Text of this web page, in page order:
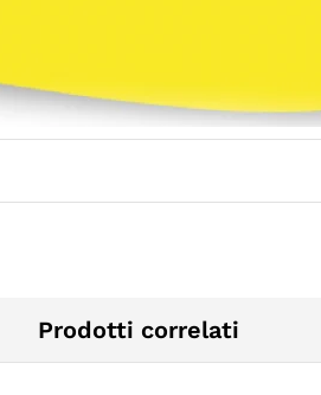
Prodotti correlati